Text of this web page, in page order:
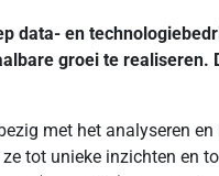
data- en
groei te
met het analyseren
tot unieke inzichten en